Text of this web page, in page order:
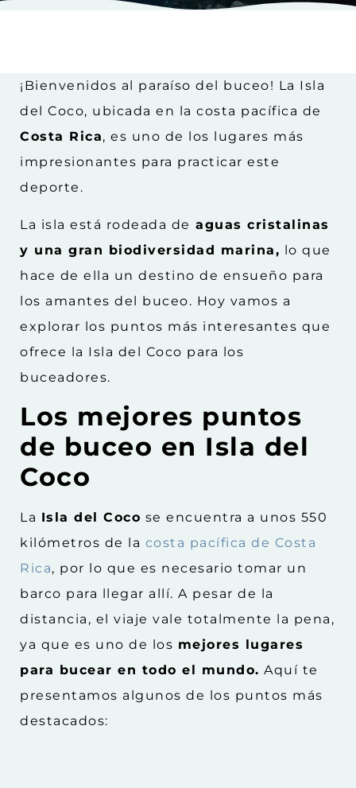
¡Bienvenidos al paraíso del buceo! La Isla
del Coco, ubicada en la costa pacífica de
Costa Rica, es uno de los lugares más
impresionantes para practicar este
deporte.
La isla está rodeada de aguas cristalinas
y una gran biodiversidad marina, lo que
hace de ella un destino de ensueño para
los amantes del buceo. Hoy vamos a
explorar los puntos más interesantes que
ofrece la Isla del Coco para los
buceadores.
Los mejores puntos
de buceo en Isla del
Coco
La Isla del Coco se encuentra a unos 550
kilómetros de la costa pacífica de Costa
Rica, por lo que es necesario tomar un
barco para llegar allí. A pesar de la
distancia, el viaje vale totalmente la pena,
ya que es uno de los mejores lugares
para bucear en todo el mundo. Aquí te
presentamos algunos de los puntos más
destacados: